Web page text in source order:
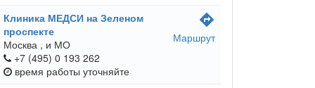
Клиника МЕДСИ на Зеленом
проспекте
Москва , и МО
+7 (495) 0 193 262
время работы уточняйте
directions
Маршрут